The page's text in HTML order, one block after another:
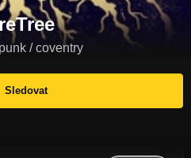
/ coventry
Sledovat